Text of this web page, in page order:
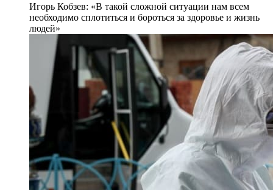
Игорь Кобзев: «В такой сложной ситуации нам всем
необходимо сплотиться и бороться за здоровье и жизнь
людей»